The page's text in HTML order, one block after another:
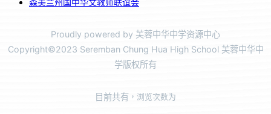
Proudly powered by 芙蓉中华中学资源中心
Copyright©2023 Seremban Chung Hua High School 芙蓉中华中
学版权所有
目前共有 ，浏览次数为